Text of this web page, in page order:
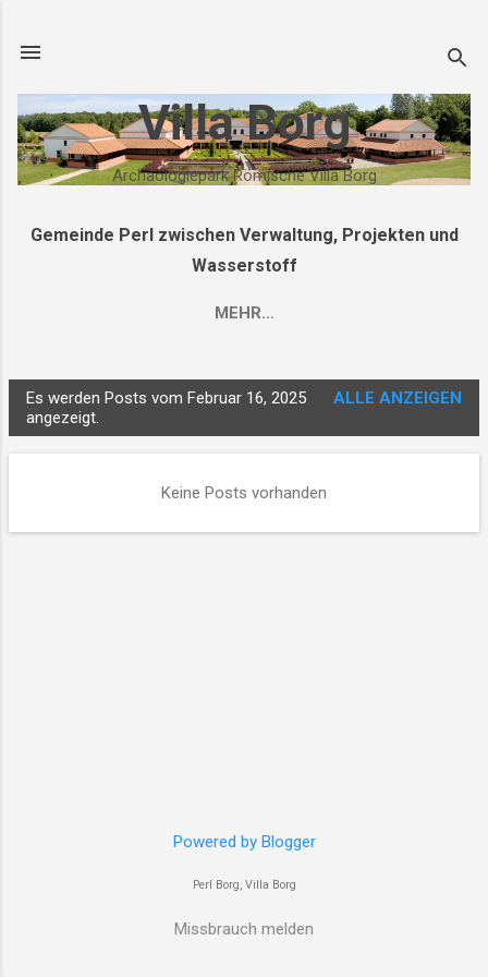
Villa Borg
Archäologiepark Römische Villa Borg
Gemeinde Perl zwischen Verwaltung, Projekten und
Wasserstoff
MEHR…
o
s
Es werden Posts vom Februar 16, 2025
angezeigt.
ALLE ANZEIGEN
Keine Posts vorhanden
Powered by Blogger
Perl Borg, Villa Borg
Missbrauch melden